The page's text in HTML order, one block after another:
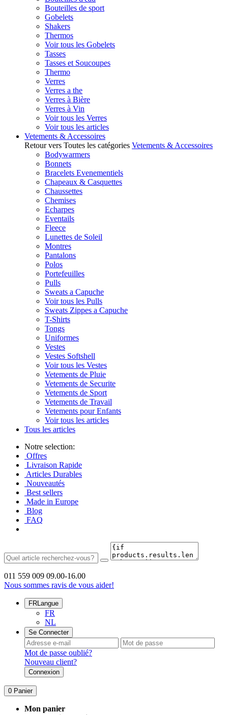
Bouteilles de sport
Gobelets
Shakers
Thermos
Voir tous les Gobelets
Tasses
Tasses et Soucoupes
Thermo
Verres
Verres a the
Verres à Bière
Verres à Vin
Voir tous les Verres
Voir tous les articles
Vetements & Accessoires
Retour vers Toutes les catégories Vetements & Accessoires
Bodywarmers
Bonnets
Bracelets Evenementiels
Chapeaux & Casquettes
Chaussettes
Chemises
Echarpes
Eventails
Fleece
Lunettes de Soleil
Montres
Pantalons
Polos
Portefeuilles
Pulls
Sweats a Capuche
Voir tous les Pulls
Sweats Zippes a Capuche
T-Shirts
Tongs
Uniformes
Vestes
Vestes Softshell
Voir tous les Vestes
Vetements de Pluie
Vetements de Securite
Vetements de Sport
Vetements de Travail
Vetements pour Enfants
Voir tous les articles
Tous les articles
Notre selection:
Offres
Livraison Rapide
Articles Durables
Nouveautés
Best sellers
Made in Europe
Blog
FAQ
011 559 009 09.00-16.00
Nous sommes ravis de vous aider!
FRLangue
FR
NL
Se Connecter
Mot de passe oublié?
Nouveau client?
Connexion
0 Panier
Mon panier